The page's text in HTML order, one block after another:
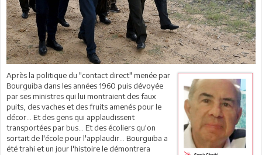
Après la politique du "contact direct" menée par
Bourguiba dans les années 1960 puis dévoyée
par ses ministres qui lui montraient des faux
puits, des vaches et des fruits amenés pour le
décor... Et des gens qui applaudissent
transportées par bus… Et des écoliers qu'on
sortait de l'école pour l'applaudir... Bourguiba a
été trahi et un jour l'histoire le démontrera